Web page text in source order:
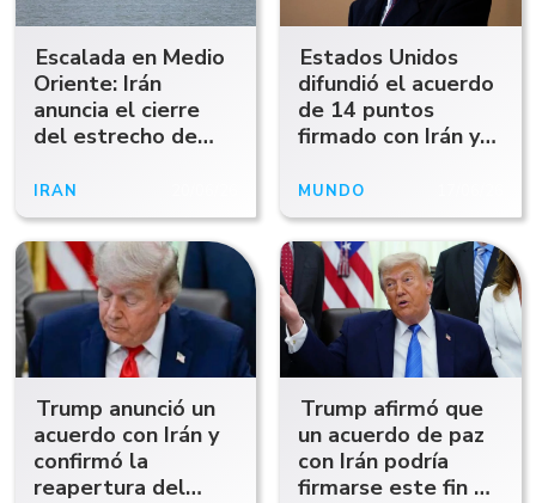
Escalada en Medio
Oriente: Irán
anuncia el cierre
del estrecho de
en el Líbano
IRÁN
Estados Unidos
difundió el acuerdo
de 14 puntos
firmado con Irán y
negociaciones
MUNDO
Trump anunció un
acuerdo con Irán y
confirmó la
reapertura del
Trump afirmó que
un acuerdo de paz
con Irán podría
firmarse este fin de